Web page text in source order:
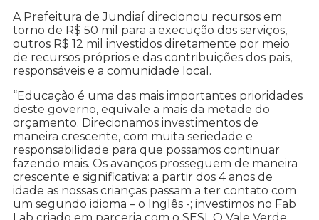
A Prefeitura de Jundiaí direcionou recursos em
torno de R$ 50 mil para a execução dos serviços,
outros R$ 12 mil investidos diretamente por meio
de recursos próprios e das contribuições dos pais,
responsáveis e a comunidade local.
“Educação é uma das mais importantes prioridades
deste governo, equivale a mais da metade do
orçamento. Direcionamos investimentos de
maneira crescente, com muita seriedade e
responsabilidade para que possamos continuar
fazendo mais. Os avanços prosseguem de maneira
crescente e significativa: a partir dos 4 anos de
idade as nossas crianças passam a ter contato com
um segundo idioma – o Inglês -; investimos no Fab